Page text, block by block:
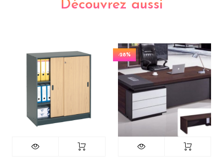
Découvrez aussi
-28%